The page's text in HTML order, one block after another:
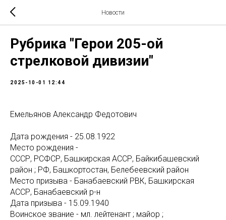
Новости
Рубрика "Герои 205-ой
стрелковой дивизии"
2025-10-01 12:44
Емельянов Александр Федотович
Дата рождения - 25.08.1922
Место рождения -
СССР, РСФСР, Башкирская АССР, Байкибашевский
район ; РФ, Башкортостан, Белебеевский район
Место призыва - Банабаевский РВК, Башкирская
АССР, Банабаевский р-н
Дата призыва - 15.09.1940
Воинское звание - мл. лейтенант ; майор ;